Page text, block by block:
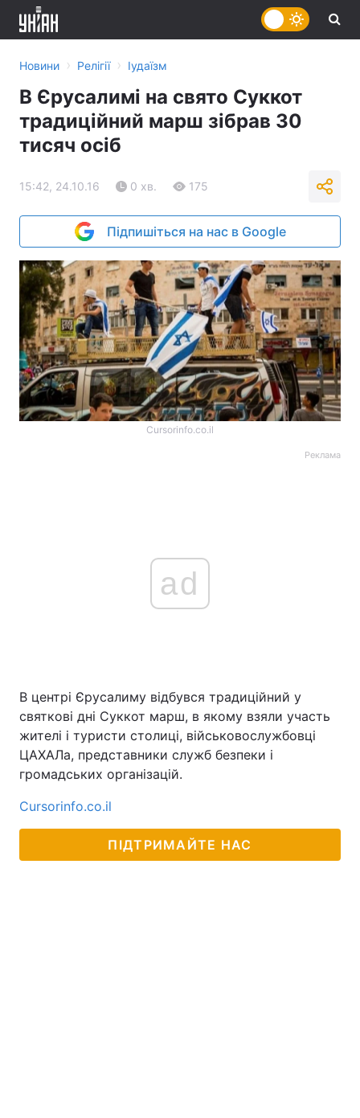
Економіка Світ
Новини › Релігії › Іудаїзм
В Єрусалимі на свято Суккот
традиційний марш зібрав 30
тисяч осіб
15:42, 24.10.16 0 хв. 175
Підпишіться на нас в Google
Cursorinfo.co.il
Реклама
ad
В центрі Єрусалиму відбувся традиційний у
святкові дні Суккот марш, в якому взяли участь
жителі і туристи столиці, військовослужбовці
ЦАХАЛа, представники служб безпеки і
громадських організацій.
Cursorinfo.co.il
ПІДТРИМАЙТЕ НАС